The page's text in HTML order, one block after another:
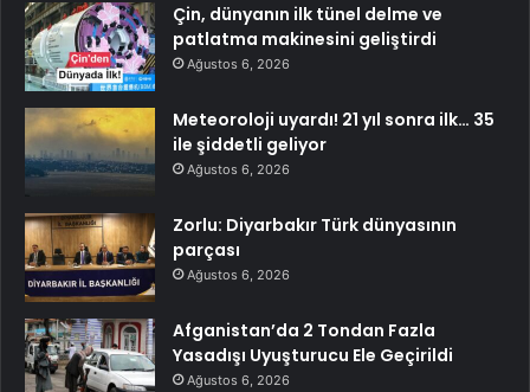
Çin, dünyanın ilk tünel delme ve
patlatma makinesini geliştirdi
Ağustos 6, 2026
Meteoroloji uyardı! 21 yıl sonra ilk… 35
ile şiddetli geliyor
Ağustos 6, 2026
Zorlu: Diyarbakır Türk dünyasının
parçası
Ağustos 6, 2026
Afganistan’da 2 Tondan Fazla
Yasadışı Uyuşturucu Ele Geçirildi
Ağustos 6, 2026